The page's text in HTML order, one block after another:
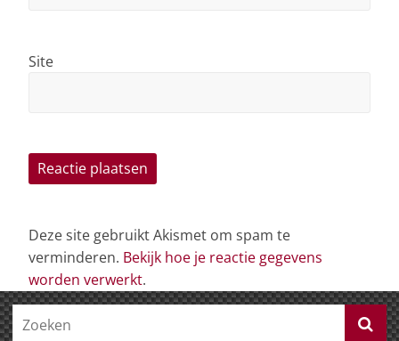
Site
Deze site gebruikt Akismet om spam te
verminderen. Bekijk hoe je reactie gegevens
worden verwerkt.